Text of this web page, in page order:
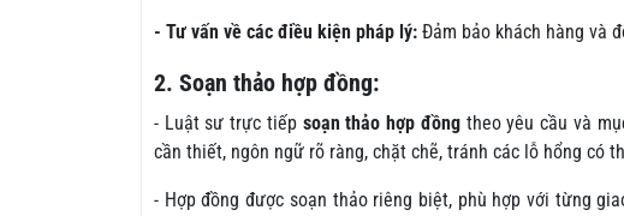
- Tư vấn về các điều kiện pháp lý: Đảm bảo khách hàng và
2. Soạn thảo hợp đồng:
- Luật sư trực tiếp soạn thảo hợp đồngtheo yêu cầu và
cần thiết, ngôn ngữ rõ ràng, chặt chẽ, tránh các lỗ hổng có
- Hợp đồng được soạn thảo riêng biệt, phù hợp với từng